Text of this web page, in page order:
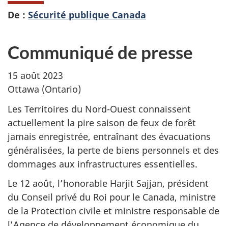
De : Sécurité publique Canada
Communiqué de presse
15 août 2023
Ottawa (Ontario)
Les Territoires du Nord-Ouest connaissent
actuellement la pire saison de feux de forêt
jamais enregistrée, entraînant des évacuations
généralisées, la perte de biens personnels et des
dommages aux infrastructures essentielles.
Le 12 août, l’honorable Harjit Sajjan, président
du Conseil privé du Roi pour le Canada, ministre
de la Protection civile et ministre responsable de